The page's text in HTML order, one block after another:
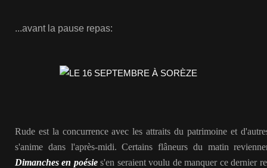
...avant la pause repas:
Rude est la concurrence avec les attraits du patrimoine et
s'anime dans l'après-midi. Certains flâneurs du matin
Dimanches en poésies'en seraient voulu de manquer ce dernier